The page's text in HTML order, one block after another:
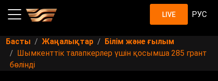
LIVE РУС
Басты Жаңалықтар
Білім және ғылым
Шымкенттік талапкерлер үшін қосымша 285 грант
бөлінді